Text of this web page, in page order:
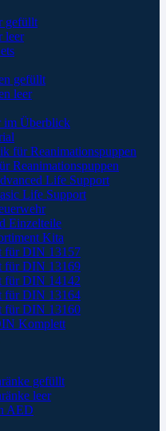
gefüllt
leer
gefüllt
leer
im Überblick
für Reanimationspuppen
Reanimationspuppen
Life Support
Life Support
Einzelteile
Kita
für DIN 13157
für DIN 13169
für DIN 14142
für DIN 13164
für DIN 13160
Komplett
gefüllt
leer
AED